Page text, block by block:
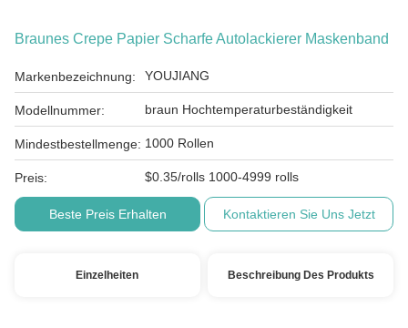
Braunes Crepe Papier Scharfe Autolackierer Maskenband
Markenbezeichnung: YOUJIANG
Modellnummer: braun Hochtemperaturbeständigkeit
Mindestbestellmenge: 1000 Rollen
Preis: $0.35/rolls 1000-4999 rolls
Beste Preis Erhalten Kontaktieren Sie Uns Jetzt
Einzelheiten Beschreibung Des Produkts